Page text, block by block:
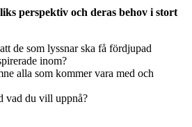
perspektiv och deras behov i stort
de som lyssnar ska få fördjupad
inom?
alla som kommer vara med och
vad du vill uppnå?